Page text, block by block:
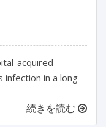
acquired
in a long
続きを読む